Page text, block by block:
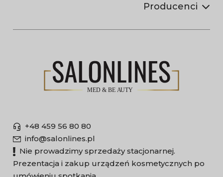
Producenci
+48 459 56 80 80
info@salonlines.pl
Nie prowadzimy sprzedaży stacjonarnej.
Prezentacja i zakup urządzeń kosmetycznych po